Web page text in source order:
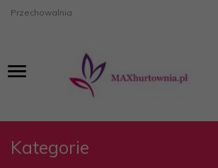
Przechowalnia
Kategorie